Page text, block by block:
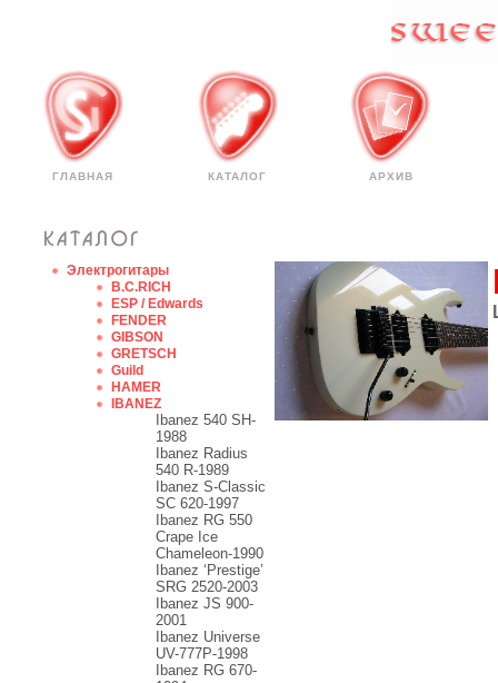
ГЛАВНАЯ КАТАЛОГ АРХИВ
Электрогитары
B.C.RICH
ESP / Edwards
FENDER
GIBSON
GRETSCH
Guild
HAMER
IBANEZ
Ibanez 540 SH-
1988
Ibanez Radius
540 R-1989
Ibanez S-Classic
SC 620-1997
Ibanez RG 550
Crape Ice
Chameleon-1990
Ibanez ‘Prestige’
SRG 2520-2003
Ibanez JS 900-
2001
Ibanez Universe
UV-777P-1998
Ibanez RG 670-